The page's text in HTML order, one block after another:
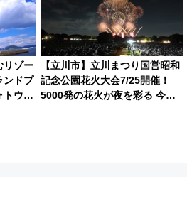
リゾー
ンドプ
トウエ
【立川市】立川まつり国営昭和
記念公園花火大会7/25開催！
5000発の花火が夜を彩る 今年